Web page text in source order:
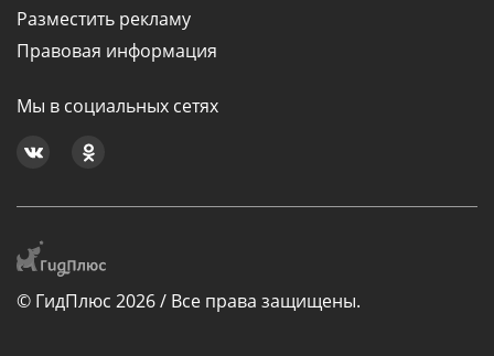
Разместить рекламу
Правовая информация
Мы в социальных сетях
© ГидПлюс 2026 / Все права защищены.